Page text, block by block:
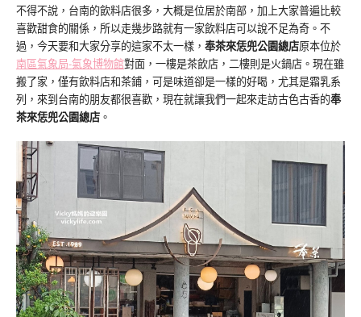
不得不說，台南的飲料店很多，大概是位居於南部，加上大家普遍比較
喜歡甜食的關係，所以走幾步路就有一家飲料店可以說不足為奇。不
過，今天要和大家分享的這家不太一樣， 奉茶來恁兜公園總店原本位於
南區氣象局-氣象博物館對面，一樓是茶飲店，二樓則是火鍋店。現在雖
搬了家，僅有飲料店和茶鋪，可是味道卻是一樣的好喝，尤其是霜乳系
列，來到台南的朋友都很喜歡，現在就讓我們一起來走訪古色古香的奉
茶來恁兜公園總店 。